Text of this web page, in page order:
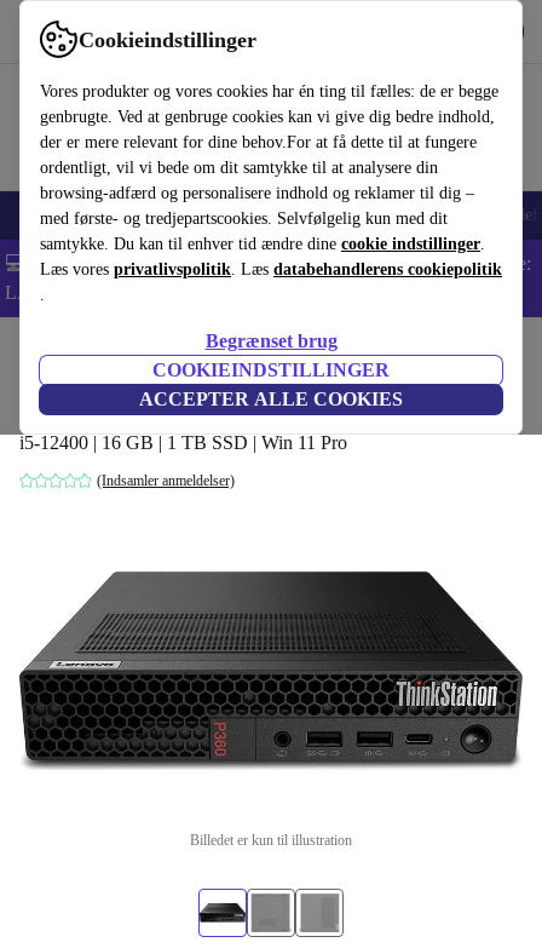
Cookieindstillinger
Vores produkter og vores cookies har én ting til fælles: de er begge
genbrugte. Ved at genbruge cookies kan vi give dig bedre indhold,
der er mere relevant for dine behov.For at få dette til at fungere
ordentligt, vil vi bede om dit samtykke til at analysere din
browsing-adfærd og personalisere indhold og reklamer til dig –
med første- og tredjepartscookies. Selvfølgelig kun med dit
samtykke. Du kan til enhver tid ændre dine cookie indstillinger.
Læs vores privatlivspolitik. Læs databehandlerens cookiepolitik
.
Begrænset brug
COOKIEINDSTILLINGER
ACCEPTER ALLE COOKIES
Brug refurbed hurtigt og nemt
Smartphones Bærbare Tablets Smartwatches Tilbehør
💻 Ekstra 5% rabat på alle MacBooks og bærbare computere - Kode:
LAPTOP5 -
Desktop PCs Lenovo Desktops
Lenovo ThinkStation P360 Tiny
i5-12400 | 16 GB | 1 TB SSD | Win 11 Pro
(Indsamler anmeldelser)
Billedet er kun til illustration